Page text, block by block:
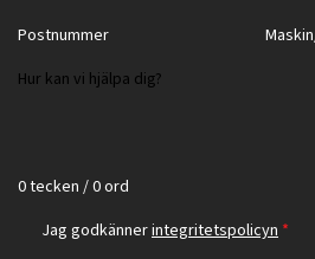
0 tecken / 0 ord
Jag godkännerintegritetspolicyn *